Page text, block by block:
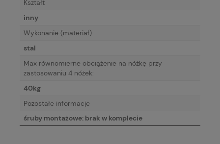
Kształt
inny
Wykonanie (materiał)
stal
Max równomierne obciążenie na nóżkę przy
zastosowaniu 4 nóżek:
40kg
Pozostałe informacje
śruby montażowe: brak w komplecie